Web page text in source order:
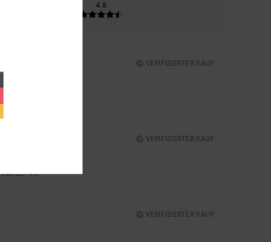
4.8
VERIFIZIERTER KAUF
VERIFIZIERTER KAUF
FARBE: 4/5
VERIFIZIERTER KAUF